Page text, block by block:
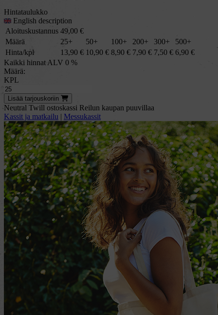
Hintataulukko
English description
Aloituskustannus 49,00 €
Määrä
25+ 50+ 100+ 200+ 300+
500+
Hinta/kpl
13,90 € 10,90 € 8,90 € 7,90 € 7,50 € 6,90 €
Kaikki hinnat ALV 0 %
Määrä:
KPL
Lisää tarjous koriin
Neutral Twill ostoskassi Reilun kaupan puuvillaa
Kassit ja matkailu | Messukassit